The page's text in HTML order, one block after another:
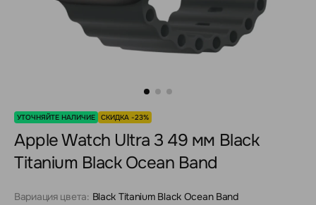
УТОЧНЯЙТЕ НАЛИЧИЕ СКИДКА -23%
Apple Watch Ultra 3 49 мм Black
Titanium Black Ocean Band
Вариация цвета: Black Titanium Black Ocean Band